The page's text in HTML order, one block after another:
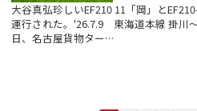
大谷真弘珍しいEF210 11「岡」と
運行された。'26.7.9 東海道本線 掛川
日、名古屋貨物ター…